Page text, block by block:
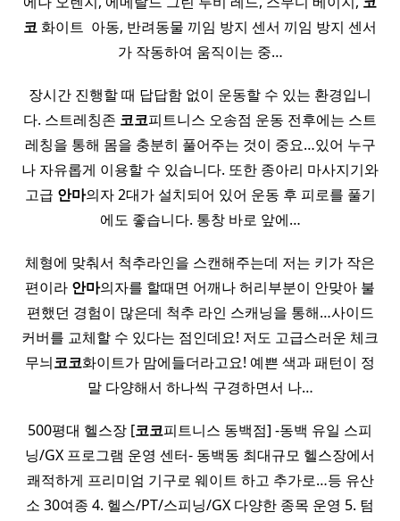
코 화이트 ​ 아동, 반려동물 끼임 방지 센서 끼임 방지 센서
가 작동하여 움직이는 중…
장시간 진행할 때 답답함 없이 운동할 수 있는 환경입니
다. 스트레칭존 코코피트니스 오송점 운동 전후에는 스트
레칭을 통해 몸을 충분히 풀어주는 것이 중요…있어 누구
나 자유롭게 이용할 수 있습니다. 또한 종아리 마사지기와
고급 안마의자 2대가 설치되어 있어 운동 후 피로를 풀기
에도 좋습니다. 통창 바로 앞에…
체형에 맞춰서 척추라인을 스캔해주는데 저는 키가 작은
편이라 안마의자를 할때면 어깨나 허리부분이 안맞아 불
편했던 경험이 많은데 척추 라인 스캐닝을 통해…사이드
커버를 교체할 수 있다는 점인데요! 저도 고급스러운 체크
무늬코코화이트가 맘에들더라고요! 예쁜 색과 패턴이 정
말 다양해서 하나씩 구경하면서 나…
500평대 헬스장 [코코피트니스 동백점] -동백 유일 스피
닝/GX 프로그램 운영 센터- 동백동 최대규모 헬스장에서
쾌적하게 프리미엄 기구로 웨이트 하고 추가로…등 유산
소 30여종 4. 헬스/PT/스피닝/GX 다양한 종목 운영 5. 텀